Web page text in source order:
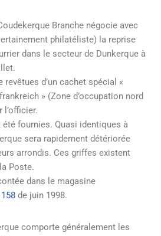
Branche négocie avec
philatéliste) la reprise
dans le secteur de Dunkerque à
d’un cachet spécial «
» (Zone d’occupation nord
l’officier.
fournies. Quasi identiques à
sera rapidement détériorée
arrondis. Ces griffes existent
Poste.
dans le magasine
de juin 1998.
comporte généralement les